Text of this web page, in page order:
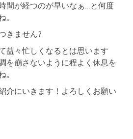
間が経つのが早いなぁ…と何度
。
きません?
益々忙しくなるとは思います
を崩さないように程よく休息を
。
介にいきます！よろしくお願い